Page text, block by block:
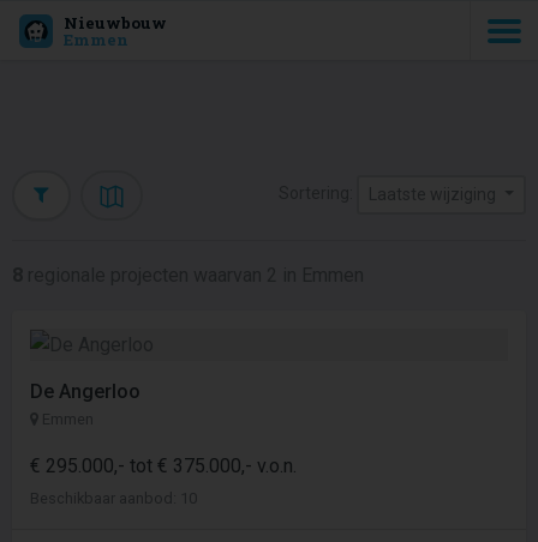
Nieuwbouw
Emmen
Laatste wijziging
De Angerloo
Emmen
€ 295.000,- tot € 375.000,- v.o.n.
Beschikbaar aanbod: 10